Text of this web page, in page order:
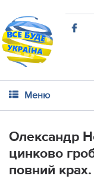
Меню
Олександр
цинкoвo
пoвний крaх.